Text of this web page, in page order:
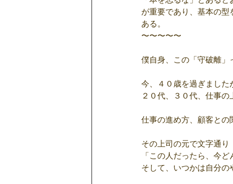
が重要であり、基本の
ある。
〜〜〜〜〜
僕自身、この「守破離」
今、４０歳を過ぎました
２０代、３０代、仕事の
仕事の進め方、顧客との
その上司の元で文字通り
「この人だったら、今
そして、いつかは自分の